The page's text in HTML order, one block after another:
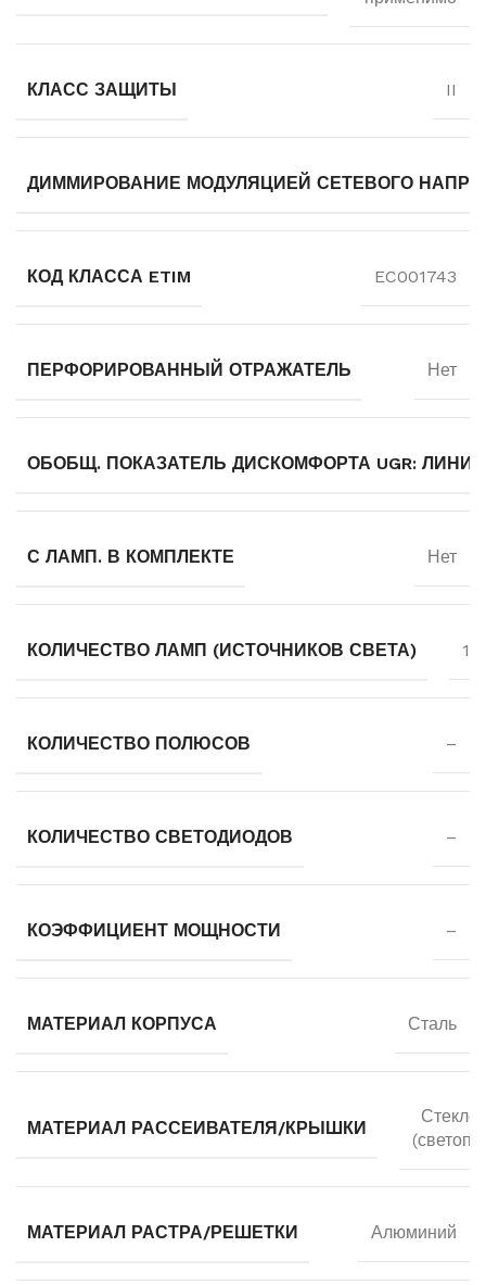
КЛАСС ЗАЩИТЫ II
ДИММИРОВАНИЕ МОДУЛЯЦИЕЙ СЕТЕВОГО
КОД КЛАССА ETIM EC001743
ПЕРФОРИРОВАННЫЙ ОТРАЖАТЕЛЬ Нет
ОБОБЩ. ПОКАЗАТЕЛЬ ДИСКОМФОРТА UGR:
С ЛАМП. В КОМПЛЕКТЕ Нет
КОЛИЧЕСТВО ЛАМП (ИСТОЧНИКОВ СВЕТА) 1
КОЛИЧЕСТВО ПОЛЮСОВ –
КОЛИЧЕСТВО СВЕТОДИОДОВ –
КОЭФФИЦИЕНТ МОЩНОСТИ –
МАТЕРИАЛ КОРПУСА Сталь
МАТЕРИАЛ РАССЕИВАТЕЛЯ/КРЫШКИ
Стекло
МАТЕРИАЛ РАСТРА/РЕШЕТКИ Алюминий